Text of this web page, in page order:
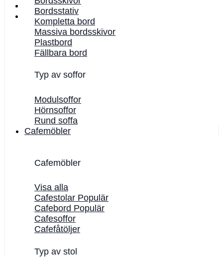
Bordsstativ
Kompletta bord
Massiva bordsskivor
Plastbord
Fällbara bord
Typ av soffor
Modulsoffor
Hörnsoffor
Rund soffa
Cafemöbler
Cafemöbler
Visa alla
Cafestolar
Cafebord
Cafesoffor
Cafefåtöljer
Typ av stol